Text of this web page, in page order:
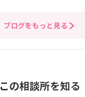
ブログをもっと見る
この相談所を知る